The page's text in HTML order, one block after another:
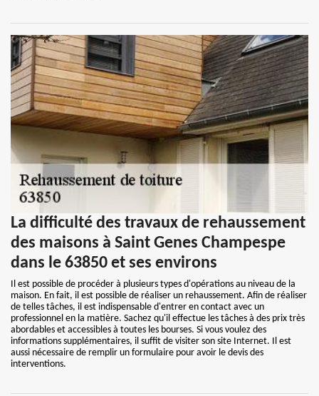
La difficulté des travaux de rehaussement
des maisons à Saint Genes Champespe
dans le 63850 et ses environs
Il est possible de procéder à plusieurs types d'opérations au niveau de la
maison. En fait, il est possible de réaliser un rehaussement. Afin de réaliser
de telles tâches, il est indispensable d'entrer en contact avec un
professionnel en la matière. Sachez qu'il effectue les tâches à des prix très
abordables et accessibles à toutes les bourses. Si vous voulez des
informations supplémentaires, il suffit de visiter son site Internet. Il est
aussi nécessaire de remplir un formulaire pour avoir le devis des
interventions.